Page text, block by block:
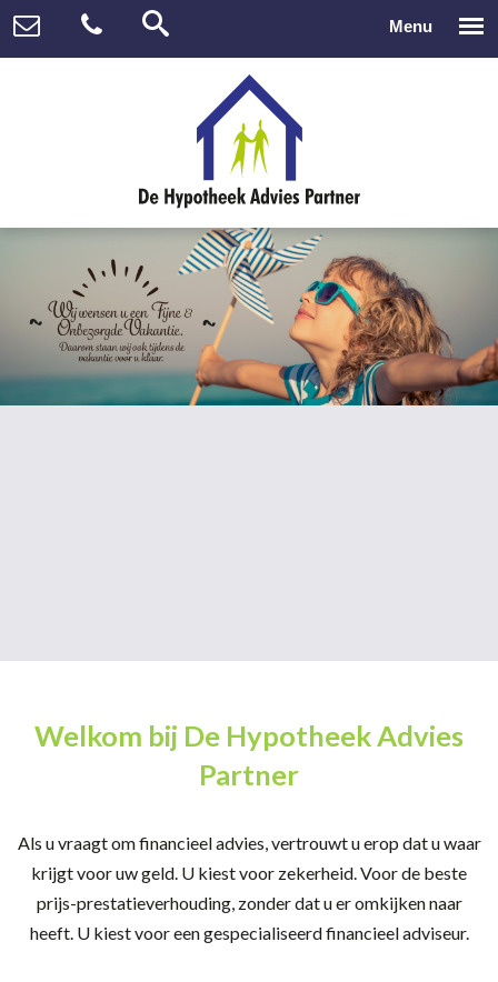
Welkom bij De Hypotheek Advies
Partner
Als u vraagt om financieel advies, vertrouwt u erop dat u waar
krijgt voor uw geld. U kiest voor zekerheid. Voor de beste
prijs-prestatieverhouding, zonder dat u er omkijken naar
heeft. U kiest voor een gespecialiseerd financieel adviseur.